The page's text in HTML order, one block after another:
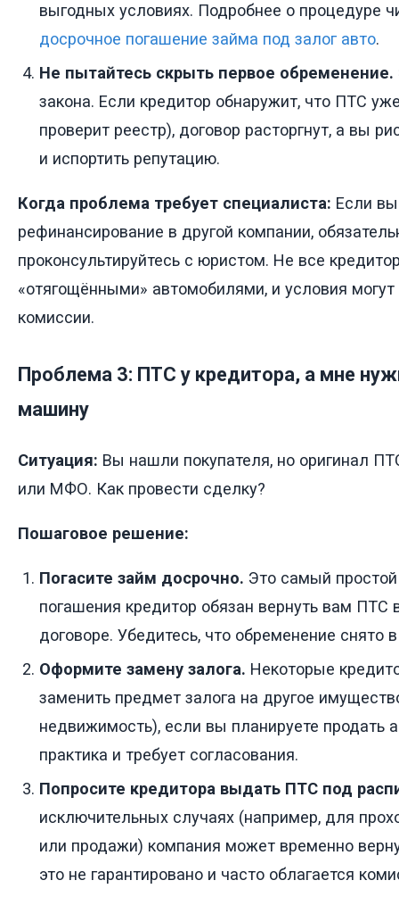
выгодных условиях. Подробнее о процедуре
досрочное погашение займа под залог авто.
Не пытайтесь скрыть первое обременение.
закона. Если кредитор обнаружит, что ПТС
проверит реестр), договор расторгнут, а вы
и испортить репутацию.
Когда проблема требует специалиста: Если
рефинансирование в другой компании,
проконсультируйтесь с юристом. Не все
«отягощёнными» автомобилями, и условия
комиссии.
Проблема 3: ПТС у кредитора, а мне
машину
Ситуация: Вы нашли покупателя, но оригинал
или МФО. Как провести сделку?
Пошаговое решение:
Погасите займ досрочно. Это самый
погашения кредитор обязан вернуть вам ПТС
договоре. Убедитесь, что обременение снято
Оформите замену залога. Некоторые
заменить предмет залога на другое
недвижимость), если вы планируете продать
практика и требует согласования.
Попросите кредитора выдать ПТС под
исключительных случаях (например, для
или продажи) компания может временно
это не гарантировано и часто облагается